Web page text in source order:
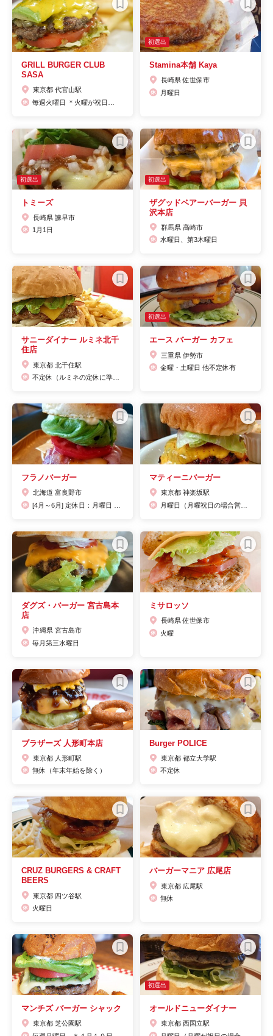
GRILL BURGER CLUB
SASA
東京都 代官山駅
初選出
Stamina本舗 Kaya
長崎県 佐世保市
月曜日
初選出
トミーズ
長崎県 諫早市
1月1日
初選出
ザグッドベアーバーガー 貝
沢本店
群馬県 高崎市
水曜日、第3木曜日
サニーダイナー ルミネ北千
住店
東京都 北千住駅
初選出
エース バーガー カフェ
三重県 伊勢市
金曜・土曜日 他不定休有
フラノバーガー
北海道 富良野市
マティーニバーガー
東京都 神楽坂駅
ダグズ・バーガー 宮古島本
店
沖縄県 宮古島市
毎月第三水曜日
ミサロッソ
長崎県 佐世保市
火曜
ブラザーズ 人形町本店
東京都 人形町駅
無休（年末年始を除く）
Burger POLICE
東京都 都立大学駅
不定休
CRUZ BURGERS & CRAFT
BEERS
東京都 四ツ谷駅
火曜日
バーガーマニア 広尾店
東京都 広尾駅
無休
マンチズ バーガー シャック
東京都 芝公園駅
初選出
オールドニューダイナー
東京都 西国立駅